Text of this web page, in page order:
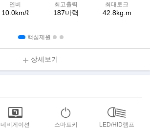
연비
10.0km/ℓ
최고출력
187마력
최대토크
42.8kg.m
핵심제원
상세보기
네비게이션 스마트키 LED/HID램프